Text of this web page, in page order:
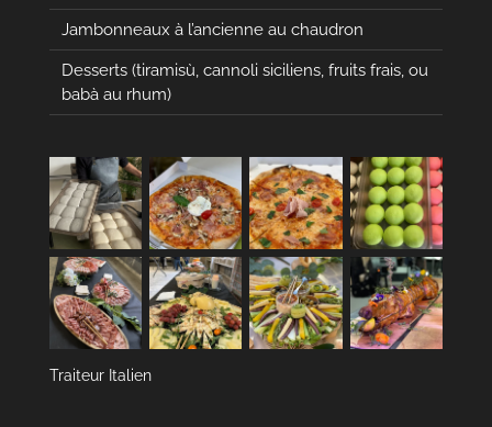
Jambonneaux à l’ancienne au chaudron
Desserts (tiramisù, cannoli siciliens, fruits frais, ou
babà au rhum)
Traiteur Italien